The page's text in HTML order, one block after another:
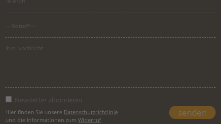
Newsletter abonnieren
Hier finden Sie unsere Datenschutzrichtlinie
und die Informationen zumWiderruf